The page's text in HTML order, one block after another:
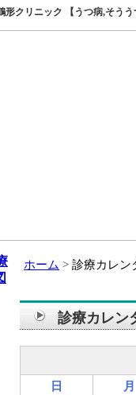
クリニック 【うつ病,そう
ホーム 診療カレン
診療カレン
日 月